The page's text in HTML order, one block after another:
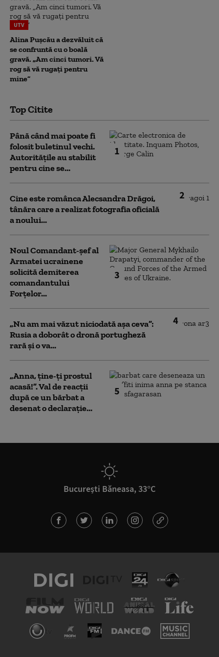
UTV
Alina Pușcău a dezvăluit că
se confruntă cu o boală
gravă. „Am cinci tumori. Vă
rog să vă rugați pentru
mine”
Top Citite
1
Până când mai poate fi
folosit buletinul vechi.
Autoritățile au stabilit
pentru cine se...
2
Cine este românca Alecsandra Drăgoi,
tânăra care a realizat fotografia oficială
a noului...
3
Noul Comandant-șef al
Armatei ucrainene
solicită demiterea
comandantului
Forțelor...
4
„Nu am mai văzut niciodată așa ceva”:
Rusia a doborât o dronă portugheză
rară și o va...
5
„Anna, ţine-ţi prostul
acasă!”. Val de reacții
după ce un bărbat a
desenat o declarație...
București Băneasa, 33°C